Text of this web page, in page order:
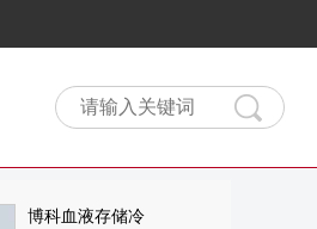
博科血液存储冷